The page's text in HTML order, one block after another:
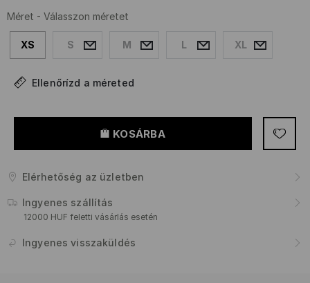
Méret - Válasszon méretet
XS S M L XL
Ellenőrízd a méreted
KOSÁRBA
Elérhetőség az üzletben
Ingyenes szállítás
12000 HUF feletti vásárlás esetén
Ingyenes visszaküldés